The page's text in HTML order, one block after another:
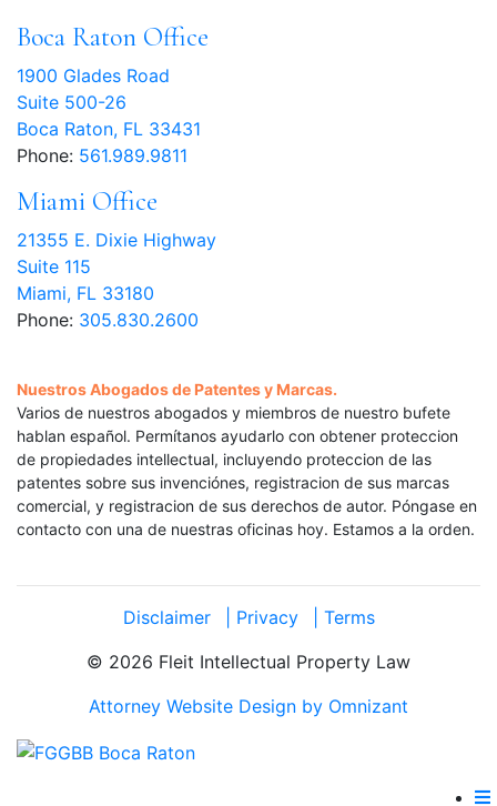
Boca Raton Office
1900 Glades Road
Suite 500-26
Boca Raton, FL 33431
Phone: 561.989.9811
Miami Office
21355 E. Dixie Highway
Suite 115
Miami, FL 33180
Phone: 305.830.2600
Nuestros Abogados de Patentes y Marcas.
Varios de nuestros abogados y miembros de nuestro bufete
hablan español. Permítanos ayudarlo con obtener proteccion
de propiedades intellectual, incluyendo proteccion de las
patentes sobre sus invenciónes, registracion de sus marcas
comercial, y registracion de sus derechos de autor. Póngase en
contacto con una de nuestras oficinas hoy. Estamos a la orden.
Disclaimer | Privacy
| Terms
© 2026 Fleit Intellectual Property Law
Attorney Website Design by Omnizant